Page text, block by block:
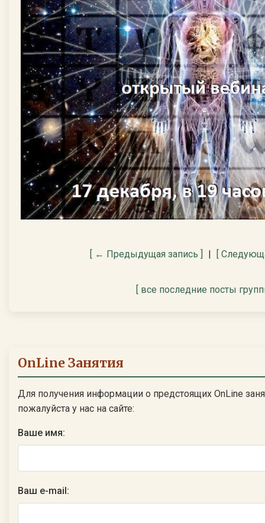
[ ← Предыдущая запись ] | [
[ все последние посты
OnLine Занятия
Для получения информации о предстоящих OnLine
пожалуйста у нас на сайте:
Ваше имя:
Ваш e-mail: